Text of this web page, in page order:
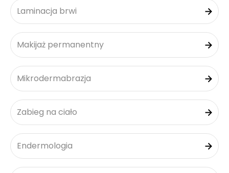
Laminacja brwi
Makijaż permanentny
Mikrodermabrazja
Zabieg na ciało
Endermologia